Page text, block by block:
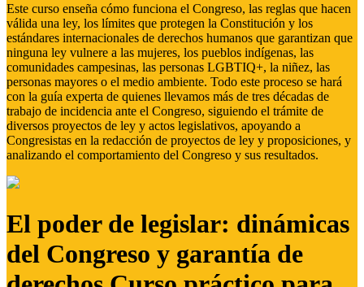
Este curso enseña cómo funciona el Congreso, las reglas que hacen
válida una ley, los límites que protegen la Constitución y los
estándares internacionales de derechos humanos que garantizan que
ninguna ley vulnere a las mujeres, los pueblos indígenas, las
comunidades campesinas, las personas LGBTIQ+, la niñez, las
personas mayores o el medio ambiente. Todo este proceso se hará
con la guía experta de quienes llevamos más de tres décadas de
trabajo de incidencia ante el Congreso, siguiendo el trámite de
diversos proyectos de ley y actos legislativos, apoyando a
Congresistas en la redacción de proyectos de ley y proposiciones, y
analizando el comportamiento del Congreso y sus resultados.
El poder de legislar: dinámicas
del Congreso y garantía de